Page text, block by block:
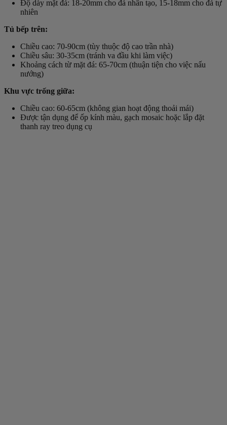
Độ dày mặt đá: 18-20mm cho đá nhân tạo, 15-18mm cho đá tự
nhiên
Tủ bếp trên:
Chiều cao: 70-90cm (tùy thuộc độ cao trần nhà)
Chiều sâu: 30-35cm (tránh va đầu khi làm việc)
Khoảng cách từ mặt đá: 65-70cm (thuận tiện cho việc nấu
nướng)
Khu vực trống giữa:
Chiều cao: 60-65cm (không gian hoạt động thoải mái)
Được tận dụng để ốp kính màu, gạch mosaic hoặc lắp đặt
thanh ray treo dụng cụ